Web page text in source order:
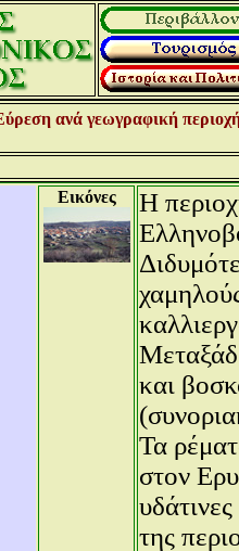
ανά γεωγραφική
Εικόνες
Η
και
Τα
στον
της